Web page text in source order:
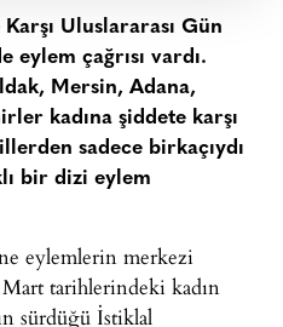
Karşı Uluslararası Gün
eylem çağrısı vardı.
Mersin, Adana,
kadına şiddete karşı
sadece birkaçıydı
bir dizi eylem
eylemlerin merkezi
tarihlerindeki kadın
sürdüğü İstiklal